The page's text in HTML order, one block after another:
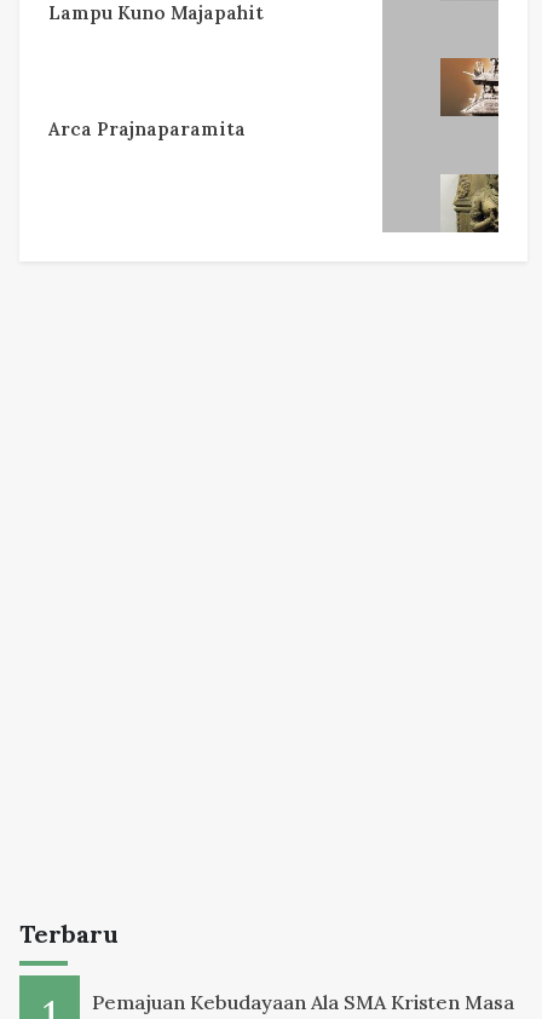
Lampu Kuno Majapahit
Arca Prajnaparamita
Terbaru
Pemajuan Kebudayaan Ala SMA Kristen Masa